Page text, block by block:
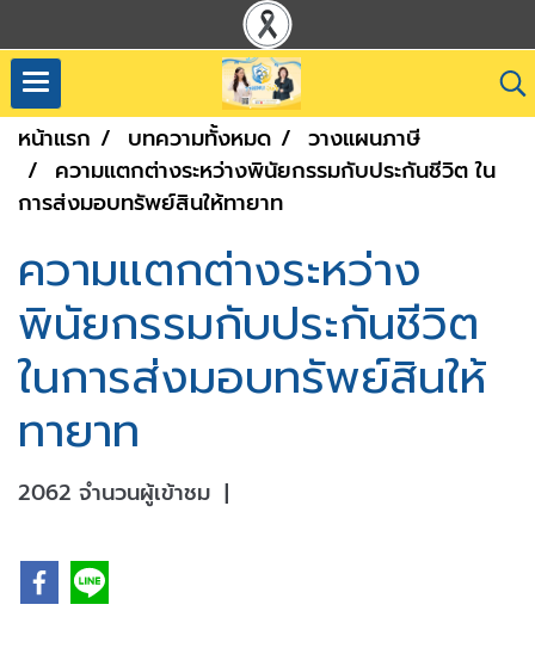
หน้าแรก บทความทั้งหมด
วางแผนภาษี
ความแตกต่างระหว่างพินัยกรรมกับประกันชีวิต ใน
การส่งมอบทรัพย์สินให้ทายาท
ความแตกต่างระหว่าง
พินัยกรรมกับประกันชีวิต
ในการส่งมอบทรัพย์สินให้
ทายาท
2062 จำนวนผู้เข้าชม |